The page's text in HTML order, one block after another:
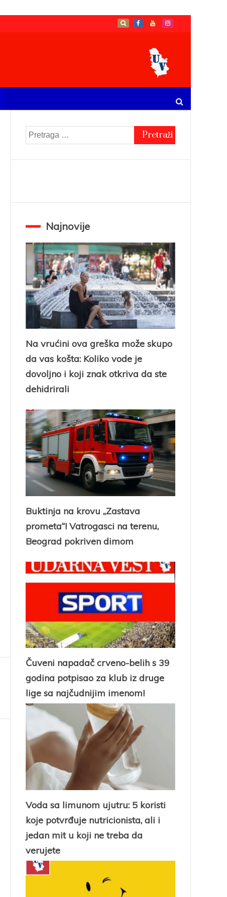
Pretraga
za:
Najnovije
Na vrućini ova greška može skupo
da vas košta: Koliko vode je
dovoljno i koji znak otkriva da ste
dehidrirali
Buktinja na krovu „Zastava
prometa“! Vatrogasci na terenu,
Beograd pokriven dimom
Čuveni napadač crveno-belih s 39
godina potpisao za klub iz druge
lige sa najčudnijim imenom!
Voda sa limunom ujutru: 5 koristi
koje potvrđuje nutricionista, ali i
jedan mit u koji ne treba da
verujete